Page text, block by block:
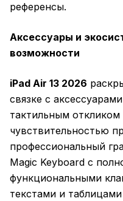
референсы.
Аксессуары и
возможности
iPad Air 13 2026
связке с
тактильным
чувствительностью
профессиональный
Magic Keyboard с
функциональными
текстами и